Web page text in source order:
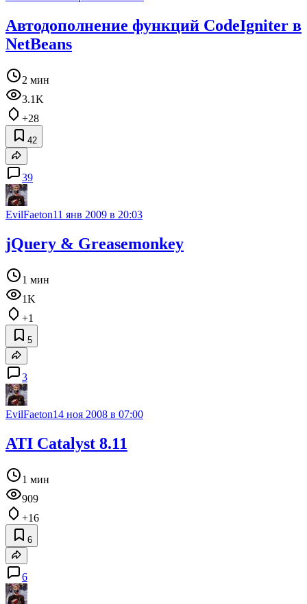
Автодополнение функций CodeIgniter в
NetBeans
2 мин
3.1K
+28
42
39
EvilFaeton11 янв 2009 в 20:03
jQuery & Greasemonkey
1 мин
1K
+1
5
3
EvilFaeton14 ноя 2008 в 07:00
ATI Catalyst 8.11
1 мин
909
+16
6
6